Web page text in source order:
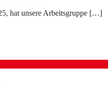
hat unsere Arbeitsgruppe […]